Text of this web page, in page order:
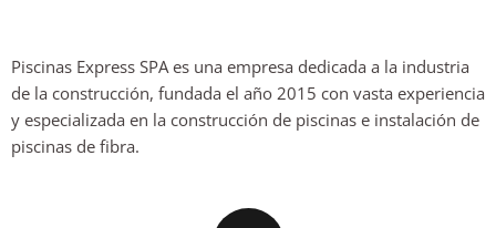
Piscinas Express SPA es una empresa dedicada a la industria
de la construcción, fundada el año 2015 con vasta experiencia
y especializada en la construcción de piscinas e instalación de
piscinas de fibra.